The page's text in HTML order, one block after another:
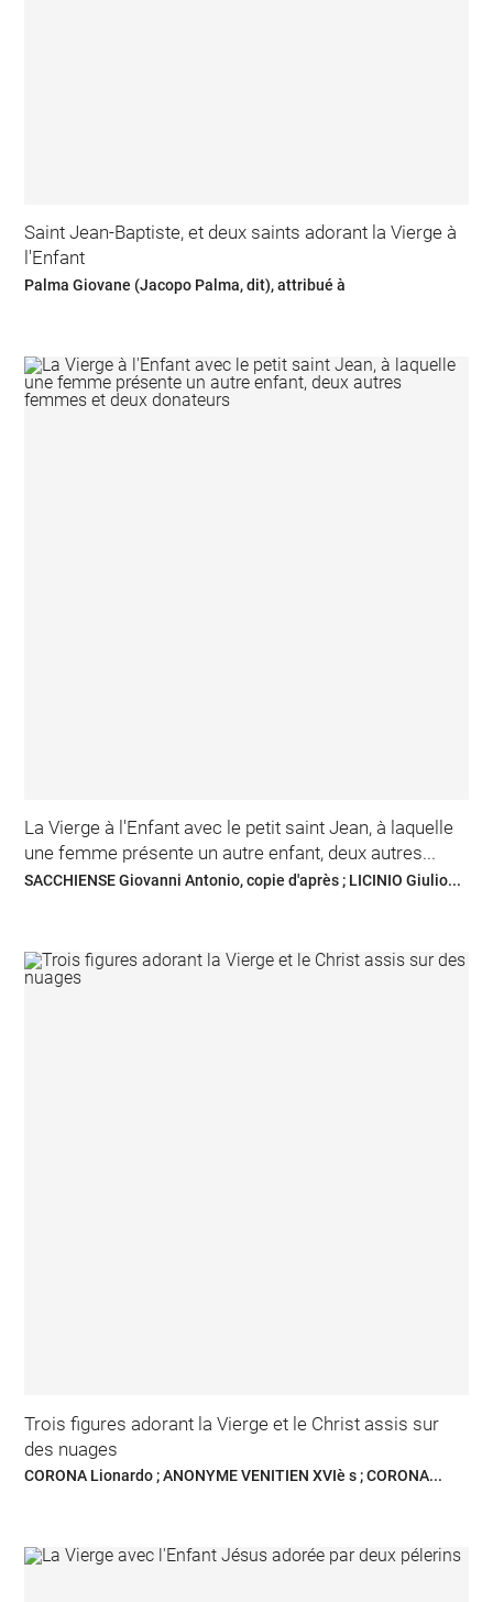
Saint Jean-Baptiste, et deux saints adorant la Vierge à
l'Enfant
Palma Giovane (Jacopo Palma, dit), attribué à
La Vierge à l'Enfant avec le petit saint Jean, à laquelle
une femme présente un autre enfant, deux autres...
SACCHIENSE Giovanni Antonio, copie d'après ; LICINIO Giulio...
Trois figures adorant la Vierge et le Christ assis sur
des nuages
CORONA Lionardo ; ANONYME VENITIEN XVIè s ; CORONA...